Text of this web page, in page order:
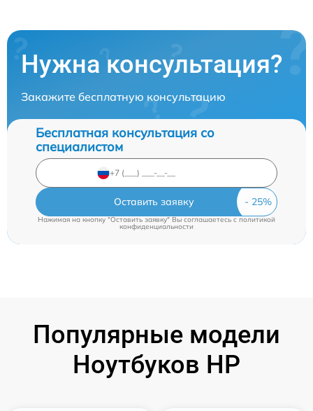
Нужна консультация?
Закажите бесплатную консультацию
Бесплатная консультация со
специалистом
Оставить заявку
Нажимая на кнопку "Оставить заявку" Вы соглашаетесь cполитикой
конфиденциальности
Популярные модели
Ноутбуков HP